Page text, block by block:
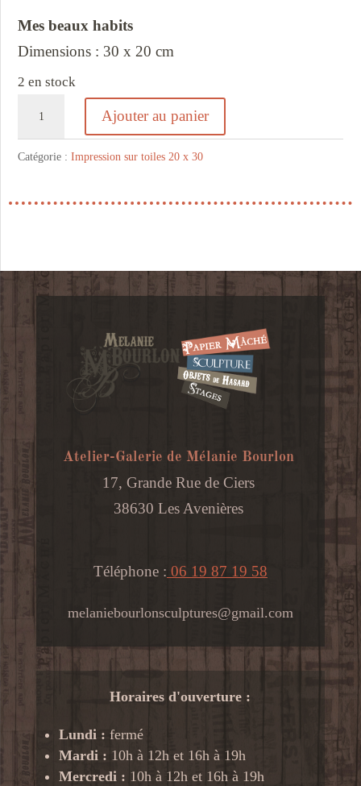
initial
était : est :
Mes beaux habits
Dimensions : 30 x 20 cm
2 en stock
Corset
et
Toile
Ajouter au panier
Catégorie :Impression sur toiles 20 x 30
Atelier-Galerie de Mélanie Bourlon
17, Grande Rue de Ciers
38630 Les Avenières
Téléphone : 06 19 87 19 58
melaniebourlonsculptures@gmail.com
Horaires d'ouverture :
Lundi : fermé
Mardi : 10h à 12h et 16h à 19h
Mercredi : 10h à 12h et 16h à 19h